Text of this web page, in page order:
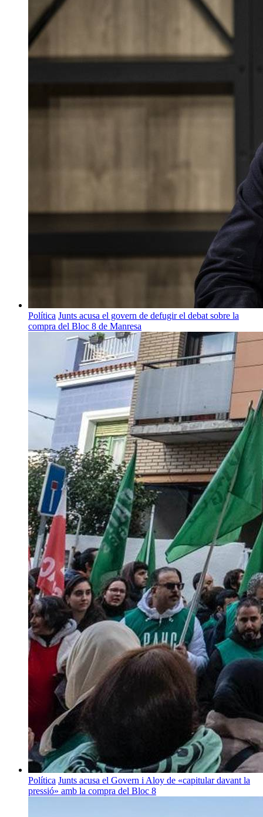
Política Junts acusa el govern de defugir el debat sobre la
compra del Bloc 8 de Manresa
Política Junts acusa el Govern i Aloy de «capitular davant la
pressió» amb la compra del Bloc 8